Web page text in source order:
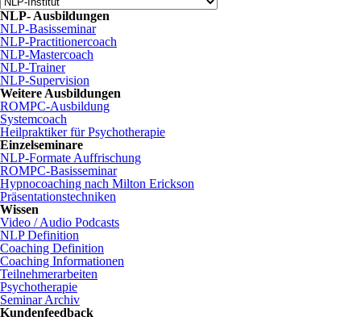
NLP- Ausbildungen
NLP-Basisseminar
NLP-Practitionercoach
NLP-Mastercoach
NLP-Trainer
NLP-Supervision
Weitere Ausbildungen
ROMPC-Ausbildung
Systemcoach
Heilpraktiker für Psychotherapie
Einzelseminare
NLP-Formate Auffrischung
ROMPC-Basisseminar
Hypnocoaching nach Milton Erickson
Präsentationstechniken
Wissen
Video / Audio Podcasts
NLP Definition
Coaching Definition
Coaching Informationen
Teilnehmerarbeiten
Psychotherapie
Seminar Archiv
Kundenfeedback